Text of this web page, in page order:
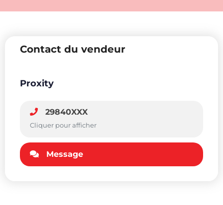
Contact du vendeur
Proxity
29840XXX
Cliquer pour afficher
Message